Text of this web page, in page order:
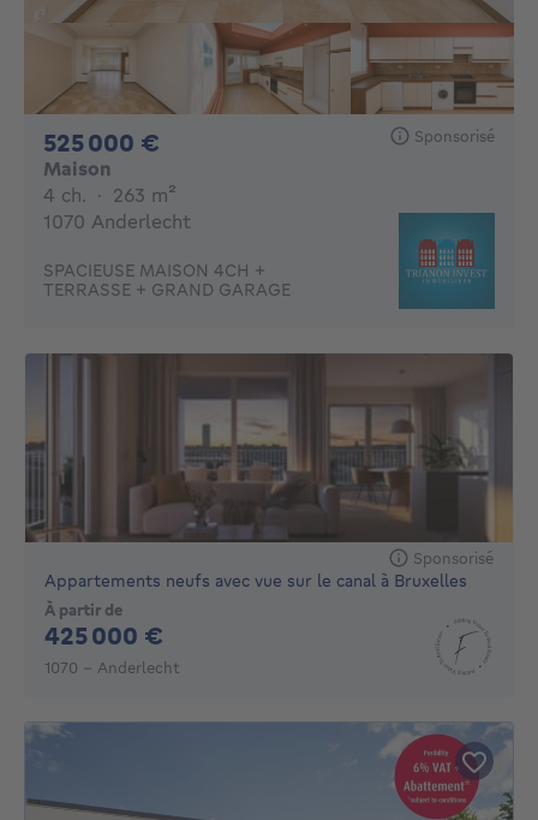
525 000 € Sponsorisé
Maison
4 ch. 4 chambres
· 263 m²
1070 Anderlecht
SPACIEUSE MAISON 4CH +
TERRASSE + GRAND GARAGE
Sponsorisé
Appartements neufs avec vue sur le canal à Bruxelles
À partir de
425 000 €
1070 - Anderlecht